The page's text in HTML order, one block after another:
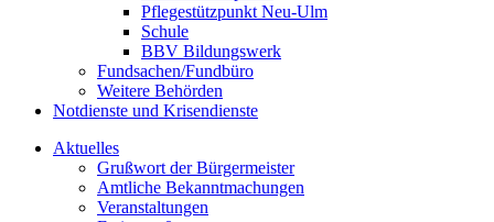
Pflegestützpunkt Neu-Ulm
Schule
BBV Bildungswerk
Fundsachen/Fundbüro
Weitere Behörden
Notdienste und Krisendienste
Aktuelles
Grußwort der Bürgermeister
Amtliche Bekanntmachungen
Veranstaltungen